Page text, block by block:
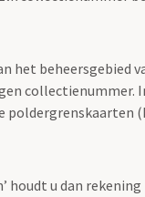
het beheersgebied
collectienummer.
poldergrenskaarten
houdt u dan